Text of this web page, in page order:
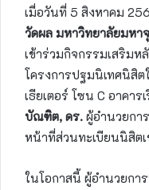
เมื่อวันที่ 5 สิงหาคม
วัดผล มหาวิทยาลัยมห
เข้าร่วมกิจกรรมเสริมห
โครงการปฐมนิเทศนิสิ
เธียเตอร์ โซน C อาคาร
บัณฑิต, ดร. ผู้อำนวยกา
หน้าที่ส่วนทะเบียนนิสิต
ในโอกาสนี้ ผู้อำนวยกา